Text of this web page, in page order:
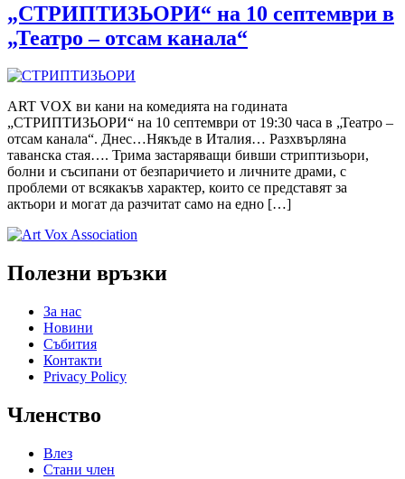
„СТРИПТИЗЬОРИ“ на 10 септември в
„Театро – отсам канала“
ART VOX ви кани на комедията на годината
„СТРИПТИЗЬОРИ“ на 10 септември от 19:30 часа в „Театро –
отсам канала“. Днес…Някъде в Италия… Разхвърляна
таванска стая…. Трима застаряващи бивши стриптизьори,
болни и съсипани от безпаричието и личните драми, с
проблеми от всякакъв характер, които се представят за
актьори и могат да разчитат само на едно […]
Полезни връзки
За нас
Новини
Събития
Контакти
Privacy Policy
Членство
Влез
Стани член